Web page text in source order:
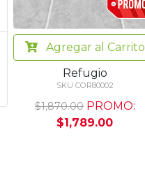
Agregar al Carrito
Refugio
SKU COR80002
$1,870.00 PROMO:
$1,789.00